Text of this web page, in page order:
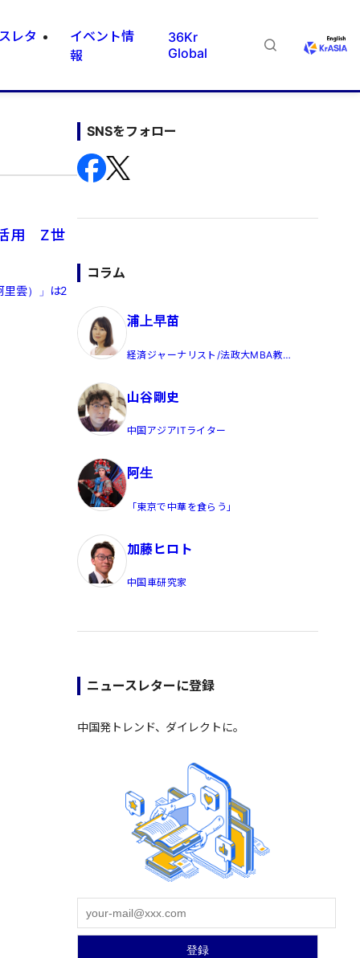
レタ
イベント情
報
36Kr
Global
活用 Z世
里雲）」は2
SNSをフォロー
コラム
浦上早苗
経済ジャーナリスト/法政大MBA教
山谷剛史
中国アジアITライター
阿生
「東京で中華を食らう」
加藤ヒロト
中国車研究家
ニュースレターに登録
中国発トレンド、ダイレクトに。